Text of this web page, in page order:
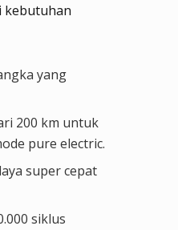
kebutuhan
yang
200 km untuk
pure electric.
super cepat
siklus